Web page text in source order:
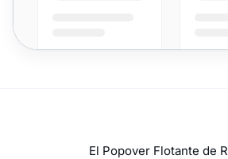
El Popover Flotante de